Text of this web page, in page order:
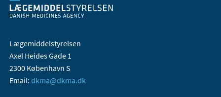
Lægemiddelstyrelsen
Axel Heides Gade 1
2300 København S
Email: dkma@dkma.dk